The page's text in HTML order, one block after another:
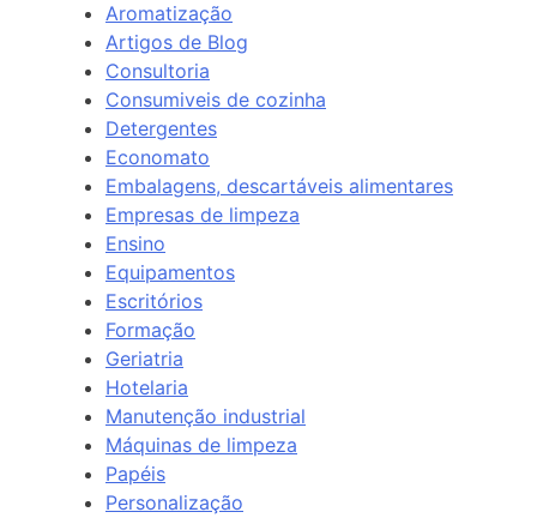
Aromatização
Artigos de Blog
Consultoria
Consumiveis de cozinha
Detergentes
Economato
Embalagens, descartáveis alimentares
Empresas de limpeza
Ensino
Equipamentos
Escritórios
Formação
Geriatria
Hotelaria
Manutenção industrial
Máquinas de limpeza
Papéis
Personalização